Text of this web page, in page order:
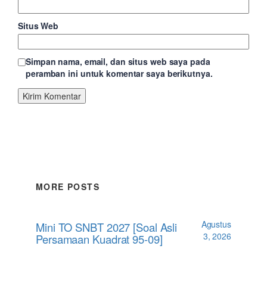
Situs Web
Simpan nama, email, dan situs web saya pada
peramban ini untuk komentar saya berikutnya.
MORE POSTS
Mini TO SNBT 2027 [Soal Asli
Persamaan Kuadrat 95-09]
Agustus
3, 2026